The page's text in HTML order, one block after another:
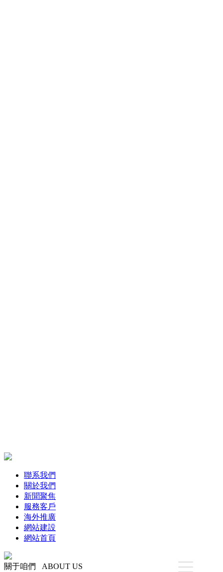
聯系我們
關於我們
新聞聚焦
服務客戶
海外推廣
網站建設
網站首頁
關于咱們 ABOUT US